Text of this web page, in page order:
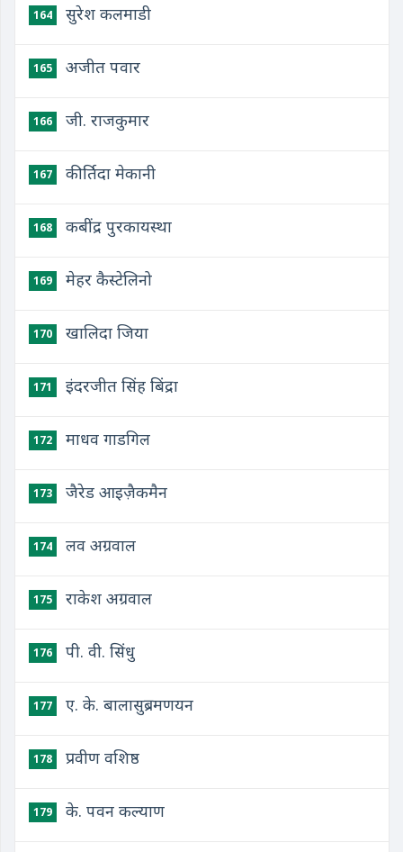
164 सुरेश कलमाडी
165 अजीत पवार
166 जी. राजकुमार
167 कीर्तिदा मेकानी
168 कबींद्र पुरकायस्था
169 मेहर कैस्टेलिनो
170 खालिदा जिया
171 इंदरजीत सिंह बिंद्रा
172 माधव गाडगिल
173 जैरेड आइज़ैकमैन
174 लव अग्रवाल
175 राकेश अग्रवाल
176 पी. वी. सिंधु
177 ए. के. बालासुब्रमणयन
178 प्रवीण वशिष्ठ
179 के. पवन कल्याण